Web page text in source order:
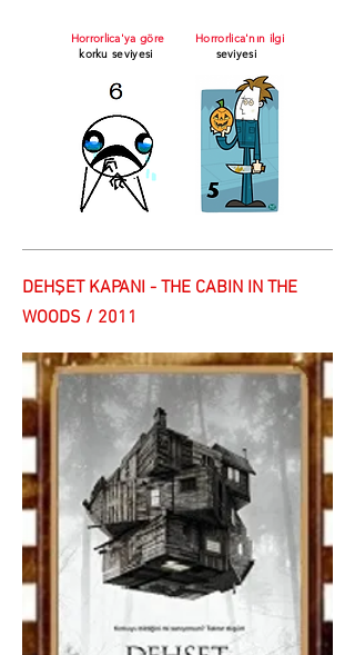
Horrorlica'ya göre
korku seviyesi
Horrorlica'nın ilgi
seviyesi
DEHŞET KAPANI - THE CABIN IN THE
WOODS / 2011